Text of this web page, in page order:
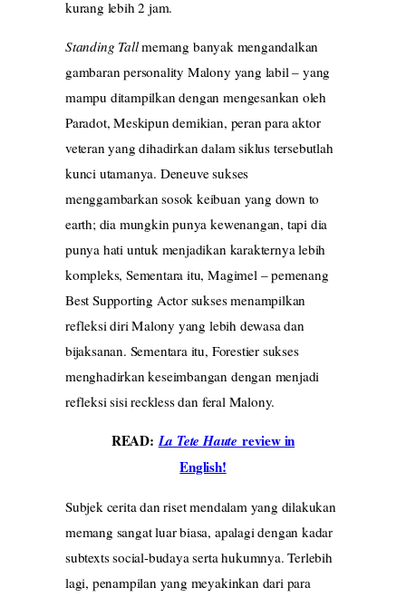
kurang lebih 2 jam.
Standing Tallmemang banyak mengandalkan
gambaran personality Malony yang labil – yang
mampu ditampilkan dengan mengesankan oleh
Paradot, Meskipun demikian, peran para aktor
veteran yang dihadirkan dalam siklus tersebutlah
kunci utamanya. Deneuve sukses
menggambarkan sosok keibuan yang down to
earth; dia mungkin punya kewenangan, tapi dia
punya hati untuk menjadikan karakternya lebih
kompleks, Sementara itu, Magimel – pemenang
Best Supporting Actor sukses menampilkan
refleksi diri Malony yang lebih dewasa dan
bijaksanan. Sementara itu, Forestier sukses
menghadirkan keseimbangan dengan menjadi
refleksi sisi reckless dan feral Malony.
READ:La Tete Haute review in
English!
Subjek cerita dan riset mendalam yang dilakukan
memang sangat luar biasa, apalagi dengan kadar
subtexts social-budaya serta hukumnya. Terlebih
lagi, penampilan yang meyakinkan dari para